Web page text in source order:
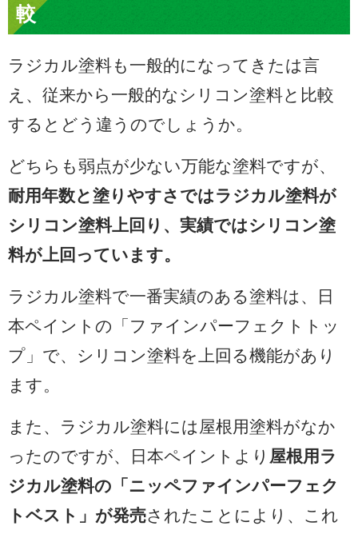
較
ラジカル塗料も一般的になってきたは言
え、従来から一般的なシリコン塗料と比較
するとどう違うのでしょうか。
どちらも弱点が少ない万能な塗料ですが、
耐用年数と塗りやすさではラジカル塗料が
シリコン塗料上回り、実績ではシリコン塗
料が上回っています。
ラジカル塗料で一番実績のある塗料は、日
本ペイントの「ファインパーフェクトトッ
プ」で、シリコン塗料を上回る機能があり
ます。
また、ラジカル塗料には屋根用塗料がなか
ったのですが、日本ペイントより 屋根用ラ
ジカル塗料の「ニッペファインパーフェク
トベスト」が発売されたことにより、これ